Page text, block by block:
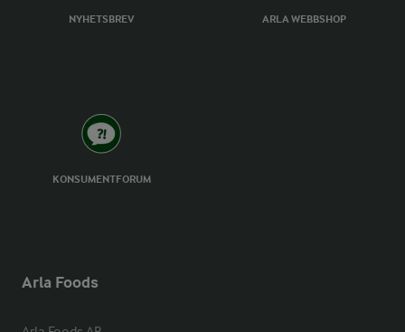
NYHETSBREV ARLA WEBBSHOP
KONSUMENTFORUM
Arla Foods